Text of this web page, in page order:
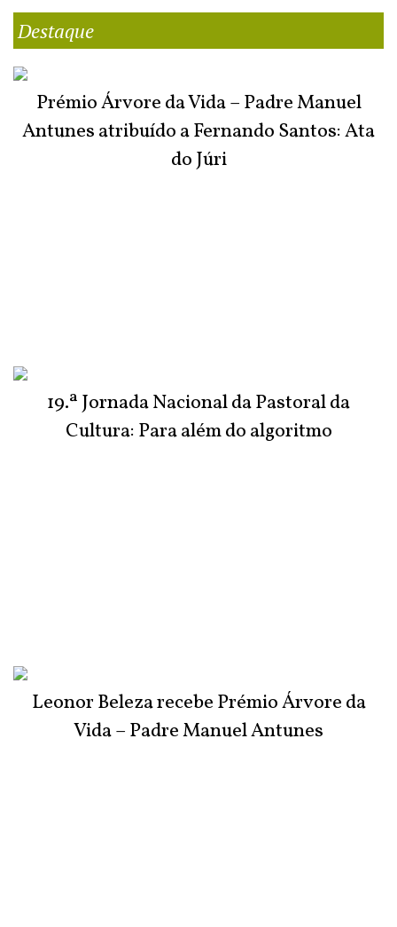
Destaque
Prémio Árvore da Vida – Padre Manuel
Antunes atribuído a Fernando Santos: Ata
do Júri
19.ª Jornada Nacional da Pastoral da
Cultura: Para além do algoritmo
Leonor Beleza recebe Prémio Árvore da
Vida – Padre Manuel Antunes